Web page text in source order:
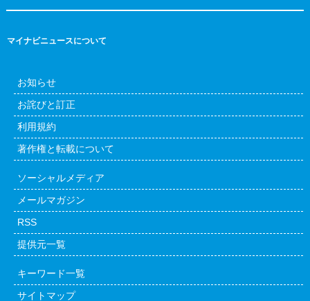
マイナビニュースについて
お知らせ
お詫びと訂正
利用規約
著作権と転載について
ソーシャルメディア
メールマガジン
RSS
提供元一覧
キーワード一覧
サイトマップ